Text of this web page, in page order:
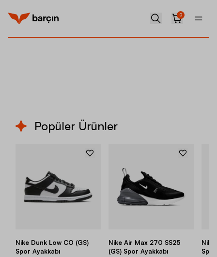
0
Popüler Ürünler
Nike Dunk Low CO (GS)
Spor Ayakkabı
Nike Air Max 270 SS25
(GS) Spor Ayakkabı
Nike